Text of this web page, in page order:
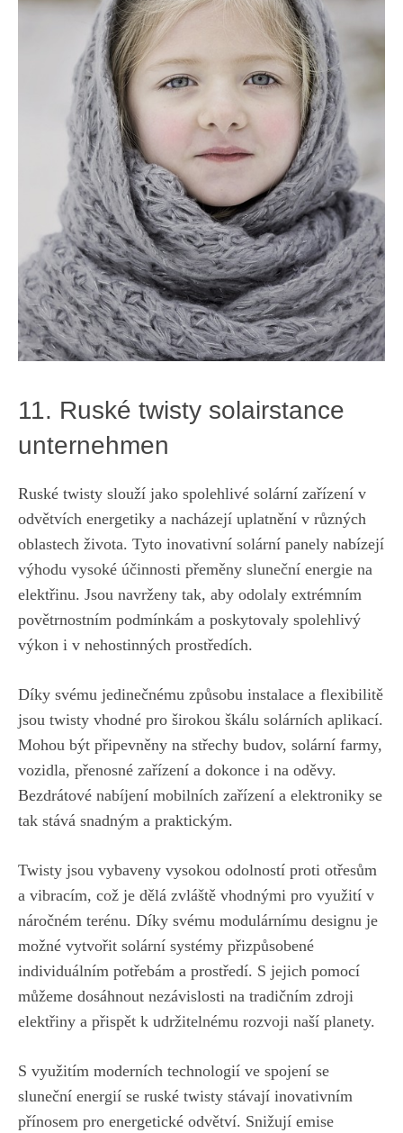
11. Ruské twisty solairstance
unternehmen
Ruské twisty slouží jako spolehlivé solární zařízení v
odvětvích‌ energetiky ‍a nacházejí uplatnění v různých
oblastech ⁢života.⁤ Tyto​ inovativní solární panely⁢ nabízejí
⁤výhodu vysoké účinnosti ‍přeměny sluneční energie na
elektřinu. Jsou navrženy tak, aby odolaly ‍extrémním
povětrnostním podmínkám a poskytovaly spolehlivý
výkon i v nehostinných‍ prostředích.
Díky ​svému jedinečnému způsobu instalace a flexibilitě
⁢jsou twisty vhodné pro širokou škálu⁢ solárních aplikací.
Mohou být připevněny na střechy budov, solární farmy,
vozidla, přenosné zařízení a dokonce i⁣ na⁣ oděvy.
Bezdrátové nabíjení mobilních ⁢zařízení ​a elektroniky se
tak‍ stává snadným a praktickým.
Twisty jsou vybaveny vysokou odolností proti otřesům
a ⁤vibracím, ⁣což ⁣je dělá zvláště⁤ vhodnými pro využití v
náročném terénu. Díky svému modulárnímu designu‌ je
možné vytvořit solární‍ systémy přizpůsobené
individuálním potřebám a prostředí. S jejich⁣ pomocí
můžeme dosáhnout‍ nezávislosti na tradičním zdroji
elektřiny a přispět k​ udržitelnému rozvoji naší planety.
S využitím moderních technologií ve spojení se
sluneční⁤ energií​ se ruské⁤ twisty​ stávají inovativním
⁣přínosem pro energetické odvětví.​ Snižují emise